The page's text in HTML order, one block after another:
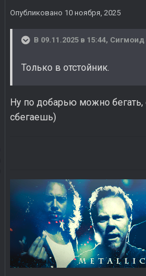
Опубликовано 10 ноября, 2025
В 09.11.2025 в 15:44, Сигмоид
Только в отстойник.
Ну по добарью можно бегать,
сбегаешь)